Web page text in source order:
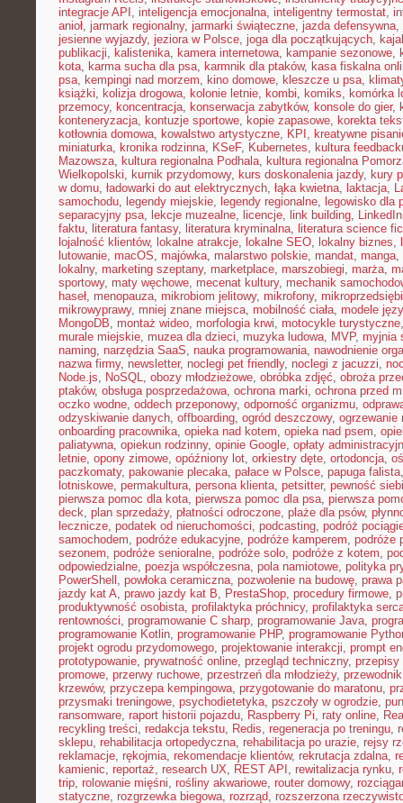
integracje API , inteligencja emocjonalna, inteligentny termostat,
anioł, jarmark regionalny, jarmarki świąteczne, jazda defensywna,
jesienne wyjazdy, jeziora w Polsce, joga dla początkujących,
publikacji, kalistenika, kamera internetowa, kampanie sezonowe,
kota, karma sucha dla psa, karmnik dla ptaków, kasa fiskalna
psa, kempingi nad morzem, kino domowe, kleszcze u psa,
książki, kolizja drogowa, kolonie letnie, kombi, komiks, komórka
przemocy, koncentracja, konserwacja zabytków, konsole do gier,
konteneryzacja, kontuzje sportowe, kopie zapasowe, korekta
kotłownia domowa, kowalstwo artystyczne, KPI , kreatywne
miniaturka, kronika rodzinna, KSeF, Kubernetes, kultura
Mazowsza, kultura regionalna Podhala, kultura regionalna
Wielkopolski, kurnik przydomowy, kurs doskonalenia jazdy, kury
w domu, ładowarki do aut elektrycznych, łąka kwietna, laktacja,
samochodu, legendy miejskie, legendy regionalne, legowisko dla
separacyjny psa, lekcje muzealne, licencje, link building,
faktu, literatura fantasy, literatura kryminalna, literatura science
lojalność klientów, lokalne atrakcje, lokalne SEO, lokalny biznes,
lutowanie, macOS, majówka, malarstwo polskie, mandat, manga,
lokalny, marketing szeptany, marketplace, marszobiegi, marża,
sportowy, maty węchowe, mecenat kultury, mechanik
haseł, menopauza, mikrobiom jelitowy, mikrofony,
mikrowyprawy, mniej znane miejsca, mobilność ciała, modele
MongoDB, montaż wideo, morfologia krwi, motocykle turystyczne
murale miejskie, muzea dla dzieci, muzyka ludowa, MVP, myjnia
naming, narzędzia SaaS, nauka programowania, nawodnienie
nazwa firmy, newsletter, noclegi pet friendly, noclegi z jacuzzi,
Node.js, NoSQL, obozy młodzieżowe, obróbka zdjęć, obroża
ptaków, obsługa posprzedażowa, ochrona marki, ochrona przed
oczko wodne, oddech przeponowy, odporność organizmu,
odzyskiwanie danych, offboarding, ogród deszczowy, ogrzewanie
onboarding pracownika, opieka nad kotem, opieka nad psem,
paliatywna, opiekun rodzinny, opinie Google, opłaty
letnie, opony zimowe, opóźniony lot, orkiestry dęte, ortodoncja,
paczkomaty, pakowanie plecaka, pałace w Polsce, papuga falista
lotniskowe, permakultura, persona klienta, petsitter, pewność
pierwsza pomoc dla kota, pierwsza pomoc dla psa, pierwsza
deck, plan sprzedaży, płatności odroczone, plaże dla psów,
lecznicze, podatek od nieruchomości, podcasting, podróż
samochodem, podróże edukacyjne, podróże kamperem, podróże
sezonem, podróże senioralne, podróże solo, podróże z kotem,
odpowiedzialne, poezja współczesna, pola namiotowe, polityka
PowerShell , powłoka ceramiczna, pozwolenie na budowę, prawa
jazdy kat A, prawo jazdy kat B, PrestaShop, procedury firmowe,
produktywność osobista, profilaktyka próchnicy, profilaktyka
rentowności, programowanie C sharp, programowanie Java,
programowanie Kotlin, programowanie PHP, programowanie
projekt ogrodu przydomowego, projektowanie interakcji, prompt
prototypowanie, prywatność online, przegląd techniczny, przepisy
promowe, przerwy ruchowe, przestrzeń dla młodzieży,
krzewów, przyczepa kempingowa, przygotowanie do maratonu,
przysmaki treningowe, psychodietetyka, pszczoły w ogrodzie,
ransomware, raport historii pojazdu, Raspberry Pi, raty online,
recykling treści, redakcja tekstu, Redis, regeneracja po treningu,
sklepu, rehabilitacja ortopedyczna, rehabilitacja po urazie, rejsy
reklamacje, rękojmia, rekomendacje klientów, rekrutacja zdalna,
kamienic, reportaż, research UX, REST API , rewitalizacja rynku,
trip, rolowanie mięśni, rośliny akwariowe, router domowy,
statyczne, rozgrzewka biegowa, rozrząd, rozszerzona